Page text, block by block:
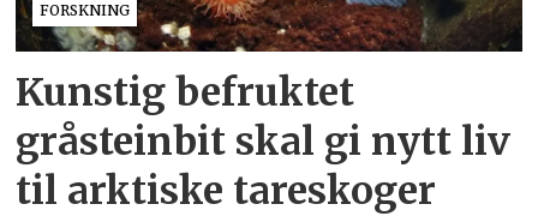
FORSKNING
Kunstig befruktet
gråsteinbit skal gi nytt liv
til arktiske tareskoger